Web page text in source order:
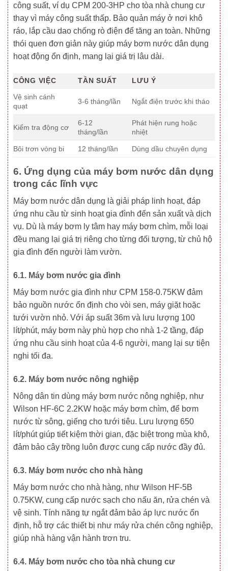
công suất, ví dụ CPM 200-3HP cho tòa nhà chung cư
thay vì máy công suất thấp. Bảo quản máy ở nơi khô
ráo, lắp cầu dao chống rò điện để tăng an toàn. Những
thói quen đơn giản này giúp máy bơm nước dân dụng
hoạt động ổn định, mang lại giá trị lâu dài.
CÔNG VIỆC TẦN SUẤT
LƯU Ý
Vệ sinh cánh
quạt
3-6 tháng/lần Ngắt điện trước khi tháo
Kiểm tra động cơ
6-12
tháng/lần
Phát hiện rung hoặc
nhiệt
Bôi trơn vòng bi 12 tháng/lần Dùng dầu chuyên dụng
6. Ứng dụng của máy bơm nước dân dụng
trong các lĩnh vực
Máy bơm nước dân dụng là giải pháp linh hoạt, đáp
ứng nhu cầu từ sinh hoạt gia đình đến sản xuất và dịch
vụ. Dù là máy bơm ly tâm hay máy bơm chìm, mỗi loại
đều mang lại giá trị riêng cho từng đối tượng, từ chủ hộ
gia đình đến người làm vườn.
6.1. Máy bơm nước gia đình
Máy bơm nước gia đình như CPM 158-0.75KW đảm
bảo nguồn nước ổn định cho vòi sen, máy giặt hoặc
tưới vườn nhỏ. Với áp suất 36m và lưu lượng 100
lít/phút, máy bơm này phù hợp cho nhà 1-2 tầng, đáp
ứng nhu cầu sinh hoạt của 4-6 người, mang lại sự tiện
nghi tối đa.
6.2. Máy bơm nước nông nghiệp
Nông dân tin dùng máy bơm nước nông nghiệp, như
Wilson HF-6C 2.2KW hoặc máy bơm chìm, để bơm
nước từ sông, giếng cho tưới tiêu. Lưu lượng 650
lít/phút giúp tiết kiệm thời gian, đặc biệt trong mùa khô,
đảm bảo cây trồng luôn được cung cấp nước đầy đủ.
6.3. Máy bơm nước cho nhà hàng
Máy bơm nước cho nhà hàng, như Wilson HF-5B
0.75KW, cung cấp nước sạch cho nấu ăn, rửa chén và
vệ sinh. Tính năng tự ngắt đảm bảo áp lực nước ổn
định, hỗ trợ các thiết bị như máy rửa chén công nghiệp,
giúp nhà hàng vận hành trơn tru.
6.4. Máy bơm nước cho tòa nhà chung cư